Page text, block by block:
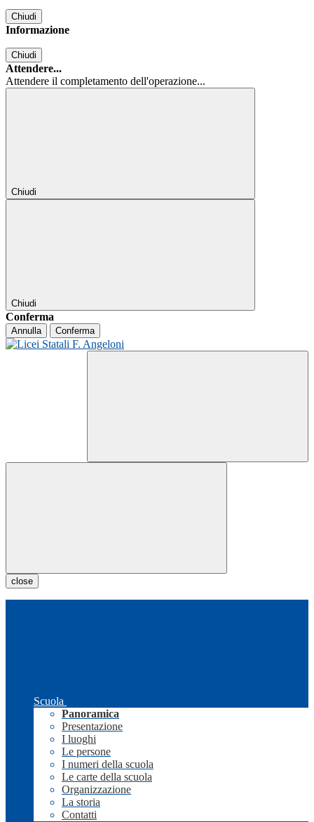
Chiudi
Informazione
Chiudi
Attendere...
Attendere il completamento dell'operazione...
Chiudi
Chiudi
Conferma
Annulla Conferma
close
Scuola
Panoramica
Presentazione
I luoghi
Le persone
I numeri della scuola
Le carte della scuola
Organizzazione
La storia
Contatti